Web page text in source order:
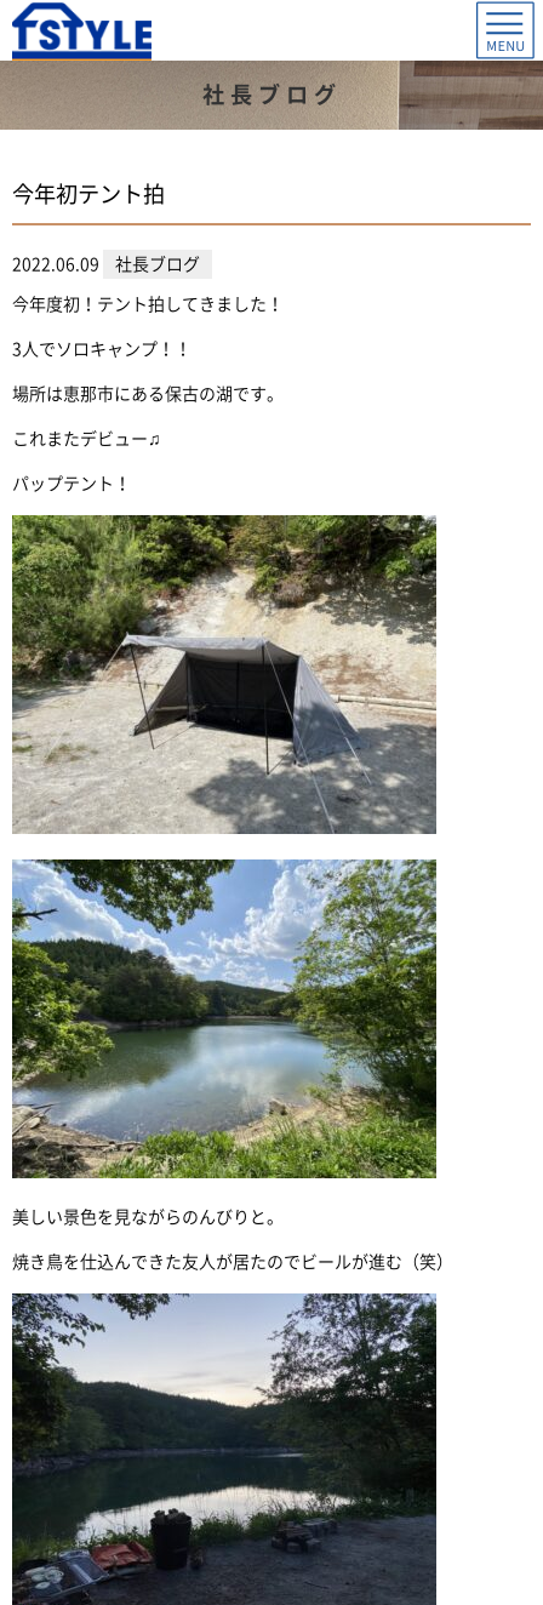
社長ブログ
今年初テント拍
2022.06.09 社長ブログ
今年度初！テント拍してきました！
3人でソロキャンプ！！
場所は恵那市にある保古の湖です。
これまたデビュー♫
パップテント！
美しい景色を見ながらのんびりと。
焼き鳥を仕込んできた友人が居たのでビールが進む（笑）